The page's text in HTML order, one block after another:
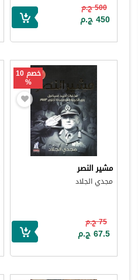
500 ج.م
450 ج.م
خصم 10
%
مشير النصر
مجدي الجلاد
75 ج.م
67.5 ج.م